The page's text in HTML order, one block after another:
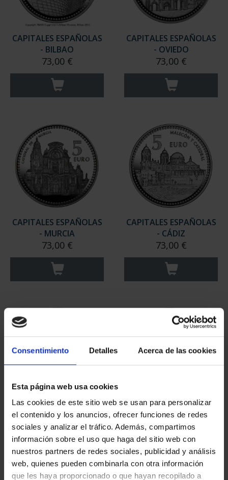
Consentimiento Detalles Acerca de las cookies
Esta página web usa cookies
Las cookies de este sitio web se usan para personalizar
el contenido y los anuncios, ofrecer funciones de redes
sociales y analizar el tráfico. Además, compartimos
información sobre el uso que haga del sitio web con
nuestros partners de redes sociales, publicidad y análisis
web, quienes pueden combinarla con otra información
que les haya proporcionado o que hayan recopilado a
CAPITALES ESPAÑOLAS
- BILBAO
73,00 €
CAPITALES ESPAÑOLAS
- OVIEDO
73,00 €
CAPITALES ESPAÑOLAS
- MURCIA
73,00 €
CAPITALES ESPAÑOLAS
- CÁDIZ
73,00 €
CAPITALES ESPAÑOLAS
- TERUEL
73,00 €
CAPITALES ESPAÑOLAS
- TENERIFE
73,00 €